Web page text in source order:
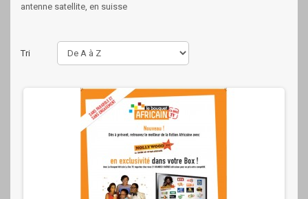
antenne satellite, en suisse
Tri